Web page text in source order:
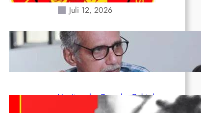
Juli 12, 2026
Indien: „Die Politik der
Kapitulation“ von K. Murali (Ajith)
Juli 1, 2026
Vorsitzender Gonzalo: Gebt das
Leben für die Partei und die